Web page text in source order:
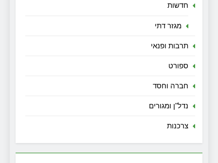
חדשות
מגזר דתי
תרבות ופנאי
ספורט
חברה וחסד
נדל"ן ומגורים
צרכנות